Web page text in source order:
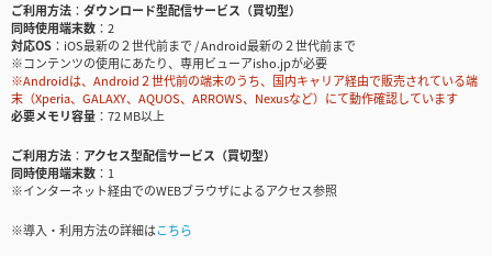
ご利用方法
ダウンロード型配信サービス（買切型）
同時使用端末数
2
対応OS
iOS最新の２世代前まで / Android最新の２世代前まで
※コンテンツの使用にあたり、専用ビューアisho.jpが必要
※Androidは、Android２世代前の端末のうち、国内キャリア経由で販売されている端
末（Xperia、GALAXY、AQUOS、ARROWS、Nexusなど）にて動作確認しています
必要メモリ容量
72 MB以上
ご利用方法
アクセス型配信サービス（買切型）
同時使用端末数
1
※インターネット経由でのWEBブラウザによるアクセス参照
※導入・利用方法の詳細はこちら